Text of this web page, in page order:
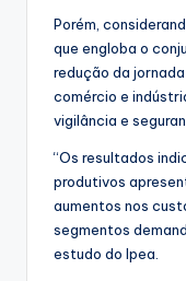
Porém,
que engloba o
redução da
comércio e
vigilância e
“Os resultados
produtivos
aumentos nos
segmentos
estudo do Ipea.